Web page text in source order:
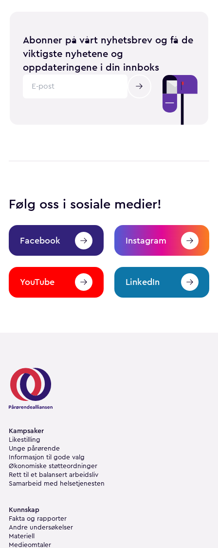
Abonner på vårt nyhetsbrev og få de
viktigste nyhetene og
oppdateringene i din innboks
Følg oss i sosiale medier!
Facebook Instagram
YouTube LinkedIn
Pårørendealliansen
Kampsaker
Likestilling
Unge pårørende
Informasjon til gode valg
Økonomiske støtteordninger
Rett til et balansert arbeidsliv
Samarbeid med helsetjenesten
Kunnskap
Fakta og rapporter
Andre undersøkelser
Materiell
Medieomtaler